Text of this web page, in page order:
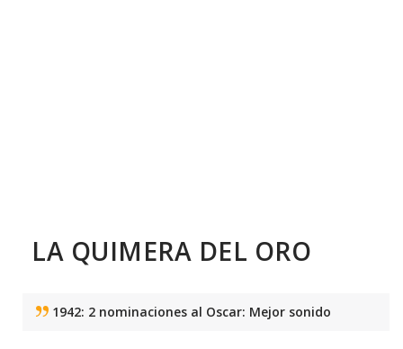
LA QUIMERA DEL ORO
1942: 2 nominaciones al Oscar: Mejor sonido